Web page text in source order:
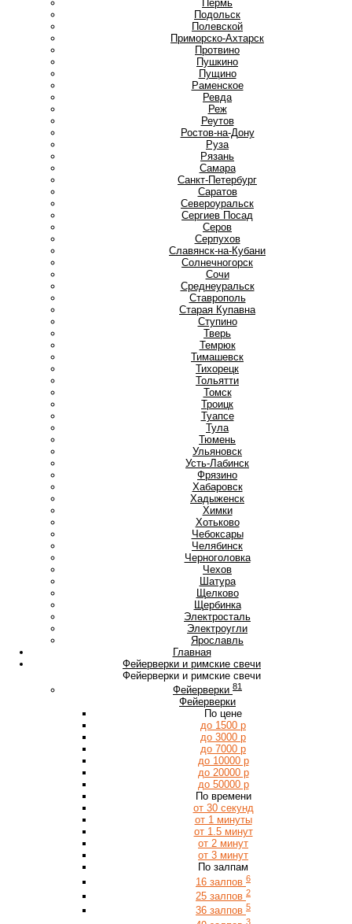
Пермь
Подольск
Полевской
Приморско-Ахтарск
Протвино
Пушкино
Пущино
Раменское
Ревда
Реж
Реутов
Ростов-на-Дону
Руза
Рязань
Самара
Санкт-Петербург
Саратов
Североуральск
Сергиев Посад
Серов
Серпухов
Славянск-на-Кубани
Солнечногорск
Сочи
Среднеуральск
Ставрополь
Старая Купавна
Ступино
Тверь
Темрюк
Тимашевск
Тихорецк
Тольятти
Томск
Троицк
Туапсе
Тула
Тюмень
Ульяновск
Усть-Лабинск
Фрязино
Хабаровск
Хадыженск
Химки
Хотьково
Чебоксары
Челябинск
Черноголовка
Чехов
Шатура
Щелково
Щербинка
Электросталь
Электроугли
Ярославль
Главная
Фейерверки и римские свечи
Фейерверки и римские свечи
Фейерверки 81
Фейерверки
По цене
до 1500 р
до 3000 р
до 7000 р
до 10000 р
до 20000 р
до 50000 р
По времени
от 30 секунд
от 1 минуты
от 1.5 минут
от 2 минут
от 3 минут
По залпам
16 залпов 6
25 залпов 2
36 залпов 5
3